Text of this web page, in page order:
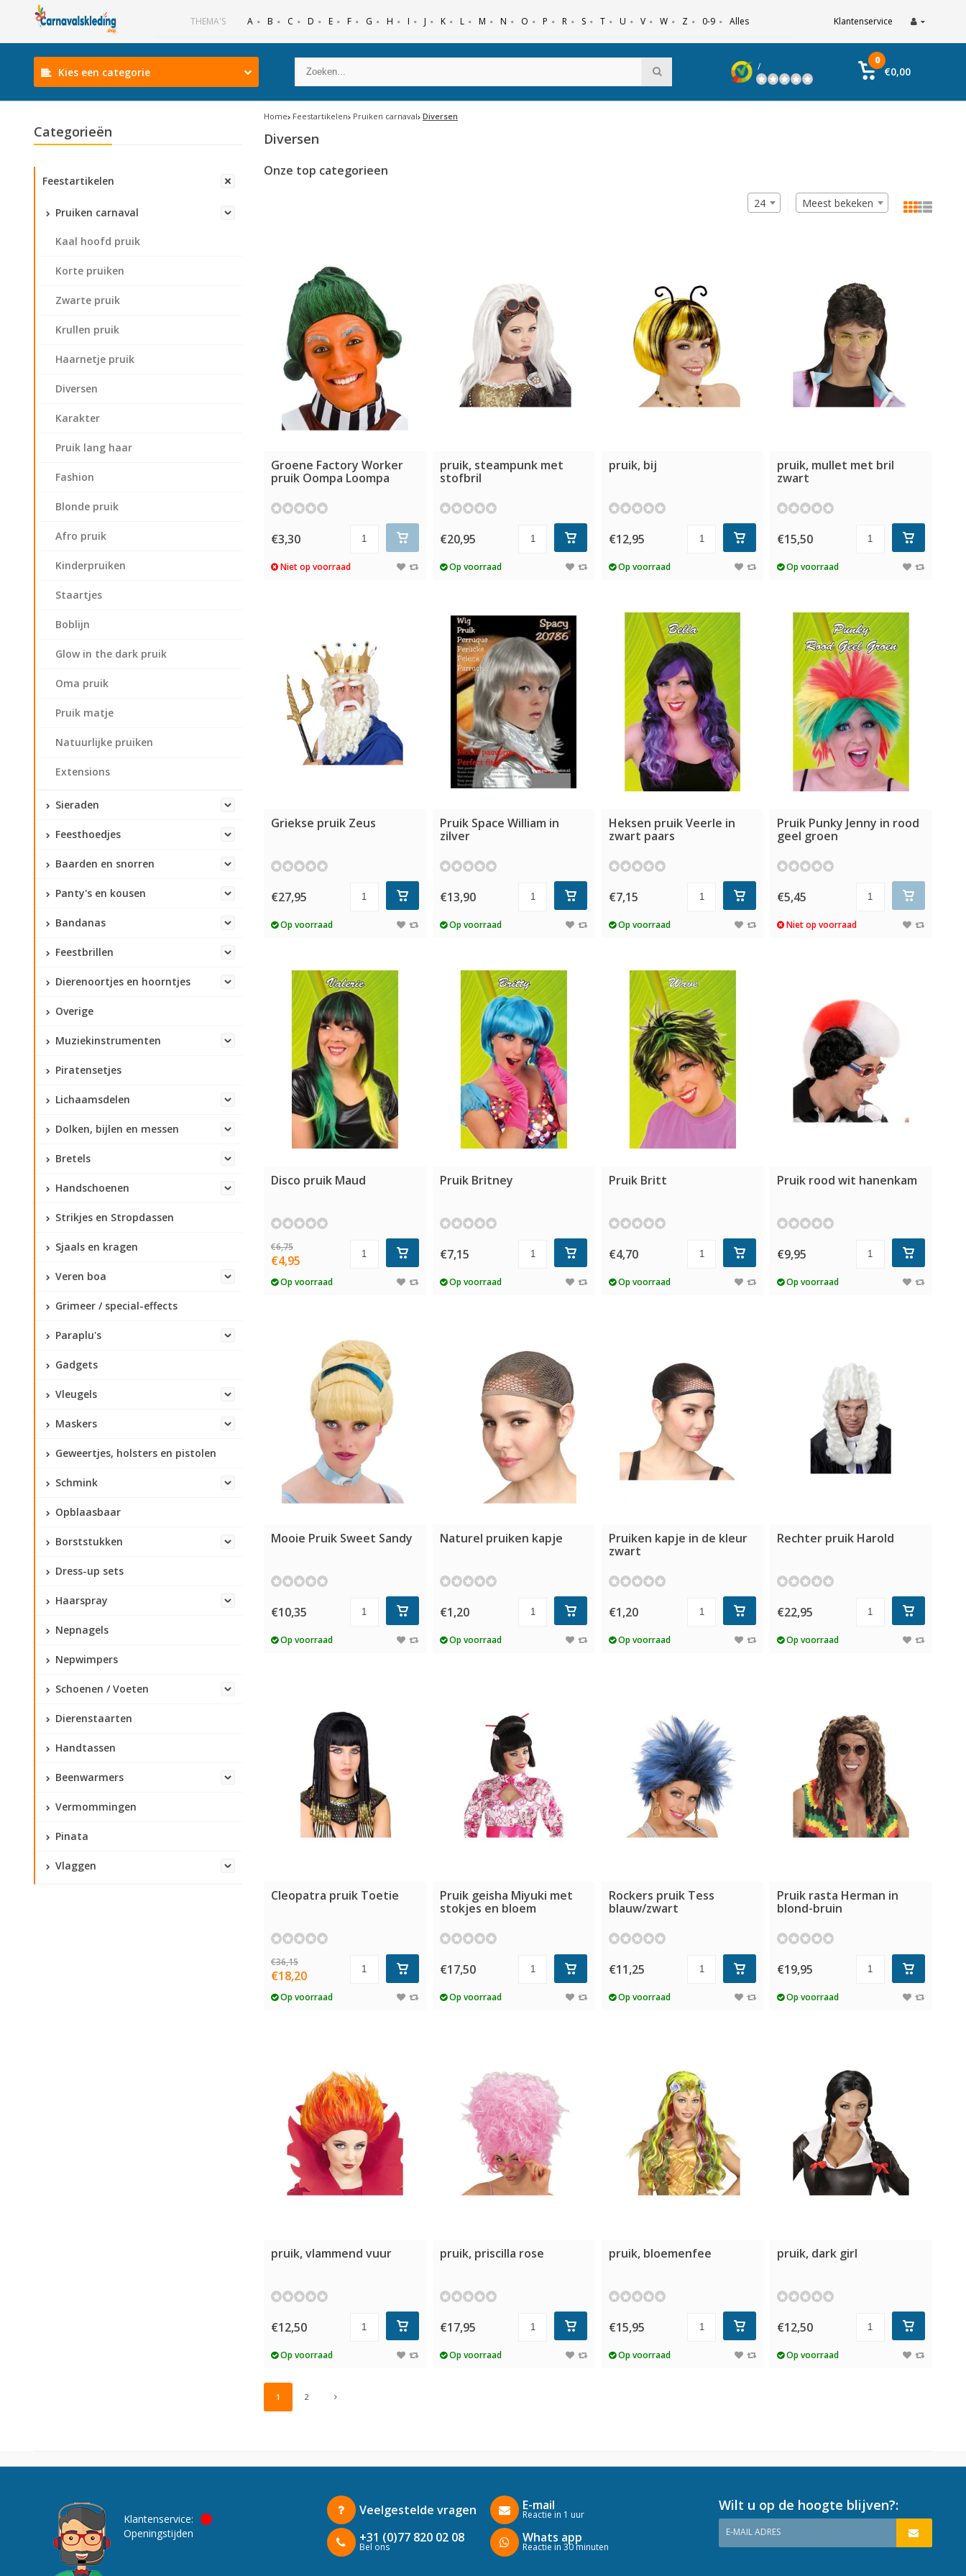
THEMA'S A B C D E F G H I J K L M N O P R S T U V W Z 0-9 Alles Klantenservice
Kies een categorie /
0
€0,00
Categorieën
Feestartikelen
Pruiken carnaval
Kaal hoofd pruik
Korte pruiken
Zwarte pruik
Krullen pruik
Haarnetje pruik
Diversen
Karakter
Pruik lang haar
Fashion
Blonde pruik
Afro pruik
Kinderpruiken
Staartjes
Boblijn
Glow in the dark pruik
Oma pruik
Pruik matje
Natuurlijke pruiken
Extensions
Sieraden
Feesthoedjes
Baarden en snorren
Panty's en kousen
Bandanas
Feestbrillen
Dierenoortjes en hoorntjes
Overige
Muziekinstrumenten
Piratensetjes
Lichaamsdelen
Dolken, bijlen en messen
Bretels
Handschoenen
Strikjes en Stropdassen
Sjaals en kragen
Veren boa
Grimeer / special-effects
Paraplu's
Gadgets
Vleugels
Maskers
Geweertjes, holsters en pistolen
Schmink
Opblaasbaar
Borststukken
Dress-up sets
Haarspray
Nepnagels
Nepwimpers
Schoenen / Voeten
Dierenstaarten
Handtassen
Beenwarmers
Vermommingen
Pinata
Vlaggen
Home Feestartikelen Pruiken carnaval Diversen
Diversen
Onze top categorieen
Meest bekeken
24
Groene Factory Worker
pruik Oompa Loompa
€3,30
Niet op voorraad
pruik, steampunk met
stofbril
€20,95
Op voorraad
pruik, bij
€12,95
Op voorraad
pruik, mullet met bril
zwart
€15,50
Op voorraad
Griekse pruik Zeus
€27,95
Op voorraad
Pruik Space William in
zilver
€13,90
Op voorraad
Heksen pruik Veerle in
zwart paars
€7,15
Op voorraad
Pruik Punky Jenny in rood
geel groen
€5,45
Niet op voorraad
Disco pruik Maud
€6,75
€4,95
Op voorraad
Pruik Britney
€7,15
Op voorraad
Pruik Britt
€4,70
Op voorraad
Pruik rood wit hanenkam
€9,95
Op voorraad
Mooie Pruik Sweet Sandy
€10,35
Op voorraad
Naturel pruiken kapje
€1,20
Op voorraad
Pruiken kapje in de kleur
zwart
€1,20
Op voorraad
Rechter pruik Harold
€22,95
Op voorraad
Cleopatra pruik Toetie
€36,15
€18,20
Op voorraad
Pruik geisha Miyuki met
stokjes en bloem
€17,50
Op voorraad
Rockers pruik Tess
blauw/zwart
€11,25
Op voorraad
Pruik rasta Herman in
blond-bruin
€19,95
Op voorraad
pruik, vlammend vuur
€12,50
Op voorraad
pruik, priscilla rose
€17,95
Op voorraad
pruik, bloemenfee
€15,95
Op voorraad
pruik, dark girl
€12,50
Op voorraad
1 2
Klantenservice:
Openingstijden
Veelgestelde vragen
+31 (0)77 820 02 08
Bel ons
E-mail
Reactie in 1 uur
Whats app
Reactie in 30 minuten
Wilt u op de hoogte blijven?:
E-MAIL ADRES